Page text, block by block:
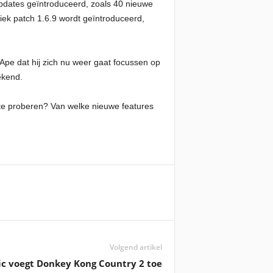
geïntroduceerd, zoals 40 nieuwe
patch 1.6.9 wordt geïntroduceerd,
dat hij zich nu weer gaat focussen op
proberen? Van welke nieuwe features
Volgend artikel
voegt Donkey Kong Country 2 toe